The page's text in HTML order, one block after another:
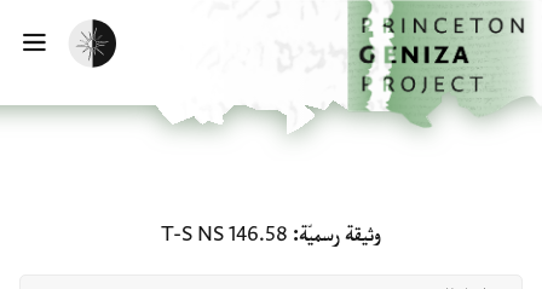
إلى المحتوى الرئيسي
الرئيسية
تفعيل الوضع المظلم
وثيقة رسميّة T-S NS 146.58